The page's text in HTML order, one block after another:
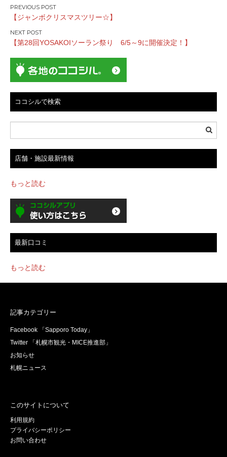
投
稿
ナ
ビ
ゲ
ー
シ
ョ
ン
【ジャンボクリスマスツリー☆】
【第28回YOSAKOIソーラン祭り 6/5～9に開催決定！】
ココシルで検索
店舗・施設最新情報
もっと読む
最新口コミ
もっと読む
記事カテゴリー
Facebook 「Sapporo Today」
Twitter 「札幌市観光・MICE推進部」
お知らせ
札幌ニュース
このサイトについて
利用規約
プライバシーポリシー
お問い合わせ